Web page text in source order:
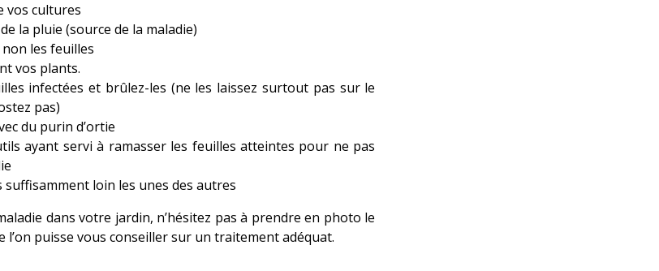
vos cultures
la pluie (source de la maladie)
les feuilles
vos plants.
infectées et brûlez-les (ne les laissez surtout pas sur le
pas)
du purin d’ortie
ayant servi à ramasser les feuilles atteintes pour ne pas
suffisamment loin les unes des autres
dans votre jardin, n’hésitez pas à prendre en photo le
l’on puisse vous conseiller sur un traitement adéquat.